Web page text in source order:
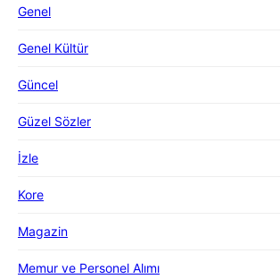
Genel
Genel Kültür
Güncel
Güzel Sözler
İzle
Kore
Magazin
Memur ve Personel Alımı